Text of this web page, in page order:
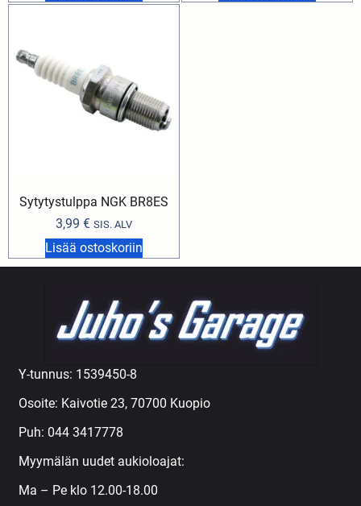
Sytytystulppa NGK BR8ES
3,99 € SIS. ALV
Lisää ostoskoriin
Y-tunnus: 1539450-8
Osoite: Kaivotie 23, 70700 Kuopio
Puh: 044 3417778
Myymälän uudet aukioloajat:
Ma – Pe klo 12.00-18.00